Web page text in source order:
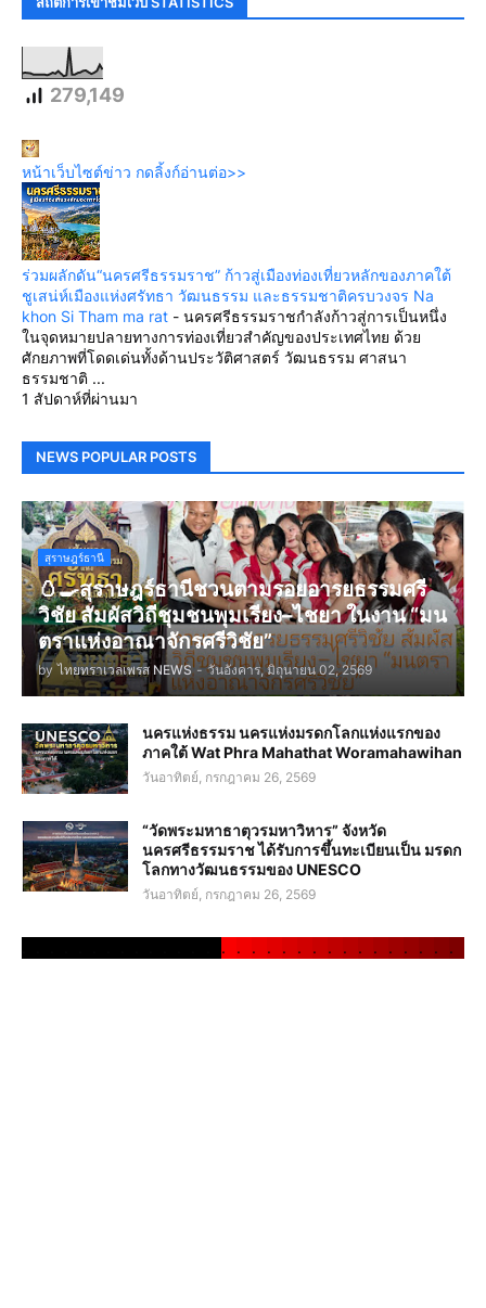
279,149
หน้าเว็บไซต์ข่าว กดลิ้งก์อ่านต่อ>>
ร่วมผลักดัน“นครศรีธรรมราช” ก้าวสู่เมืองท่องเที่ยวหลักของภาคใต้
ชูเสน่ห์เมืองแห่งศรัทธา วัฒนธรรม และธรรมชาติครบวงจร Na
khon Si Tham ma rat - นครศรีธรรมราชกำลังก้าวสู่การเป็นหนึ่ง
ในจุดหมายปลายทางการท่องเที่ยวสำคัญของประเทศไทย ด้วย
ศักยภาพที่โดดเด่นทั้งด้านประวัติศาสตร์ วัฒนธรรม ศาสนา
ธรรมชาติ ...
1 สัปดาห์ที่ผ่านมา
NEWS POPULAR POSTS
สุราษฎร์ธานี
🥚🍳สุราษฎร์ธานีชวนตามรอยอารยธรรมศรี
วิชัย สัมผัสวิถีชุมชนพุมเรียง–ไชยา ในงาน “มน
ตราแห่งอาณาจักรศรีวิชัย”
by ไทยทราเวลเพรส NEWS - วันอังคาร, มิถุนายน 02, 2569
นครแห่งธรรม นครแห่งมรดกโลกแห่งแรกของ
ภาคใต้ Wat Phra Mahathat Woramahawihan
วันอาทิตย์, กรกฎาคม 26, 2569
“วัดพระมหาธาตุวรมหาวิหาร” จังหวัด
นครศรีธรรมราช ได้รับการขึ้นทะเบียนเป็น มรดก
โลกทางวัฒนธรรมของ UNESCO
วันอาทิตย์, กรกฎาคม 26, 2569
. . . . . . . . . . . . . . . .